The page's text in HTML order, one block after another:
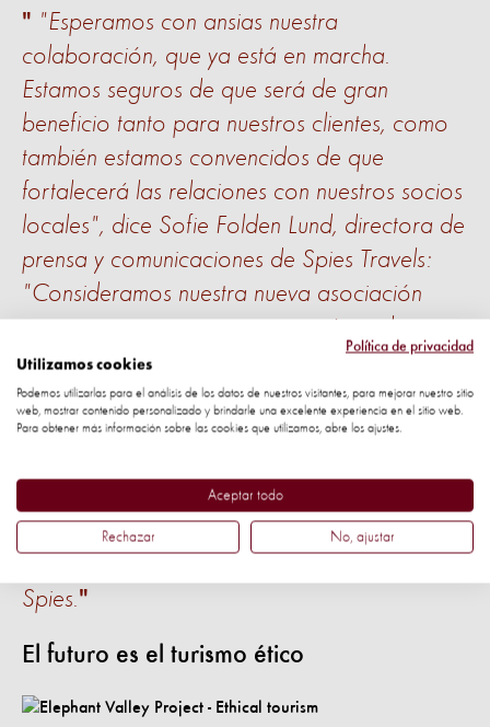
"Esperamos con ansias nuestra
colaboración, que ya está en marcha.
Estamos seguros de que será de gran
beneficio tanto para nuestros clientes, como
también estamos convencidos de que
fortalecerá las relaciones con nuestros socios
locales", dice Sofie Folden Lund, directora de
prensa y comunicaciones de Spies Travels:
"Consideramos nuestra nueva asociación
como un seguro que garantizará que los
visitantes puedan disfrutar de los animales de
forma segura y responsable mientras
exploran las posibilidades de nuestros
una oportunidad única para desarrollar
nuevas experiencias emocionantes en el
Spies.
El futuro es el turismo ético
Política de privacidad
Utilizamos cookies
Podemos utilizarlas para el análisis de los datos de nuestros visitantes, para mejorar nuestro sitio
web, mostrar contenido personalizado y brindarle una excelente experiencia en el sitio web.
Para obtener más información sobre las cookies que utilizamos, abre los ajustes.
Aceptar todo
Rechazar No, ajustar